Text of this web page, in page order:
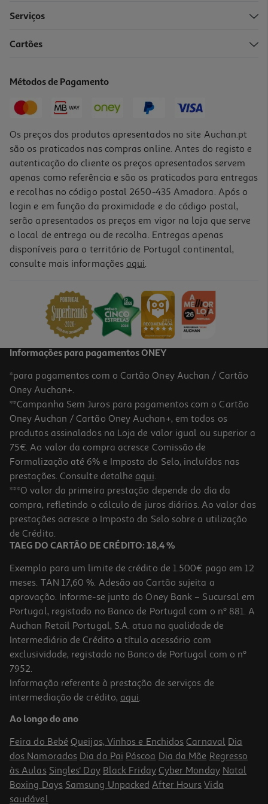
19,99 € PVP de editor
-10%
Livro Fearful De Lauren Roberts
PVP de editor
15,98 €
-10%
Livro Elite De Prata De Dani Francis
20.66 €/un
22,95 € PVP de editor
20,66 €
-10%
Livro Break My Rules De Roxy Sloane
14.4 €/un
PVP de editor
14,40 €
Serviços
Cartões
Métodos de Pagamento
Os preços dos produtos apresentados no site Auchan.pt
são os praticados nas compras online. Antes do registo e
autenticação do cliente os preços apresentados servem
apenas como referência e são os praticados para entregas
e recolhas no código postal 2650-435 Amadora. Após o
login e em função da proximidade e do código postal,
serão apresentados os preços em vigor na loja que serve
o local de entrega ou de recolha. Entregas apenas
disponíveis para o território de Portugal continental,
consulte mais informações aqui.
Informações para pagamentos ONEY
*para pagamentos com o Cartão Oney Auchan / Cartão
Oney Auchan+.
**Campanha Sem Juros para pagamentos com o Cartão
Oney Auchan / Cartão Oney Auchan+, em todos os
produtos assinalados na Loja de valor igual ou superior a
75€. Ao valor da compra acresce Comissão de
Formalização até 6% e Imposto do Selo, incluídos nas
prestações. Consulte detalhe aqui.
***O valor da primeira prestação depende do dia da
compra, refletindo o cálculo de juros diários. Ao valor das
prestações acresce o Imposto do Selo sobre a utilização
de Crédito.
TAEG DO CARTÃO DE CRÉDITO: 18,4 %
Exemplo para um limite de crédito de 1.500€ pago em 12
meses. TAN 17,60 %. Adesão ao Cartão sujeita a
aprovação. Informe-se junto do Oney Bank – Sucursal em
Portugal, registado no Banco de Portugal com o nº 881. A
Auchan Retail Portugal, S.A. atua na qualidade de
Intermediário de Crédito a título acessório com
exclusividade, registado no Banco de Portugal com o nº
7952.
Informação referente à prestação de serviços de
intermediação de crédito, aqui.
Ao longo do ano
Feira do Bebé Queijos, Vinhos e Enchidos Carnaval Dia
dos Namorados Dia do Pai Páscoa Dia da Mãe Regresso
às Aulas Singles' Day Black Friday Cyber Monday Natal
Boxing Days Samsung Unpacked After Hours Vida
saudável